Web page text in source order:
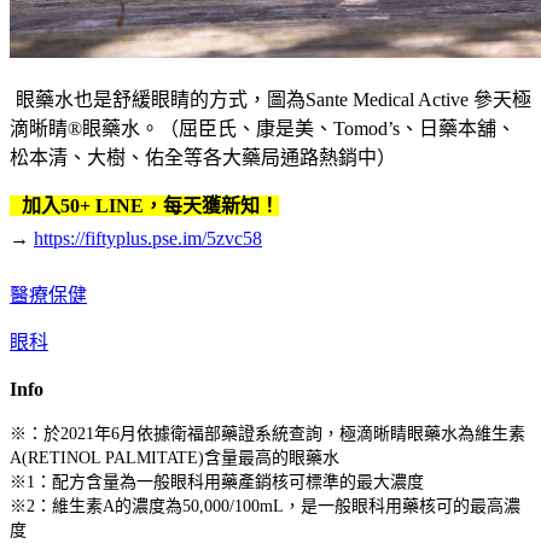
眼藥水也是舒緩眼睛的方式，圖為Sante Medical Active 參天極
滴晰睛®眼藥水。（屈臣氏、康是美、Tomod’s、日藥本舖、
松本清、大樹、佑全等各大藥局通路熱銷中）
加入50+ LINE，每天獲新知！
→ https://fiftyplus.pse.im/5zvc58
醫療保健
眼科
Info
※：於2021年6月依據衛福部藥證系統查詢，極滴晰睛眼藥水為維生素
A(RETINOL PALMITATE)含量最高的眼藥水
※1：配方含量為一般眼科用藥產銷核可標準的最大濃度
※2：維生素A的濃度為50,000/100mL，是一般眼科用藥核可的最高濃
度